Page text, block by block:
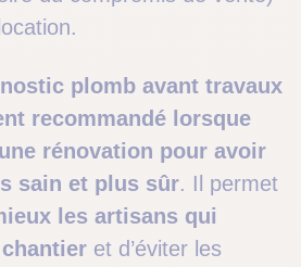
plomb avant travaux
recommandé lorsque
rénovation pour avoir
sain et plus sûr. Il permet
les artisans qui
et d’éviter les